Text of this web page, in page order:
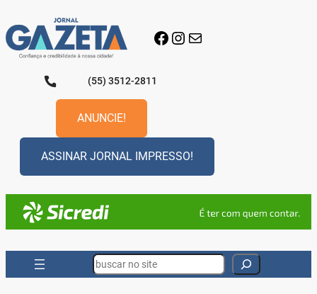
para
o
conteúdo
Facebook
Instagram
E-mail
(55) 3512-2811
ANUNCIE!
ASSINAR JORNAL IMPRESSO!
Search